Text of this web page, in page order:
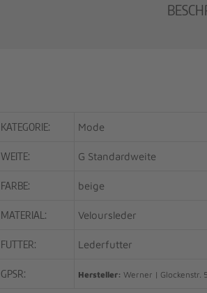
KATEGORIE: Mode
WEITE: G Standardweite
FARBE: beige
MATERIAL: Veloursleder
FUTTER: Lederfutter
GPSR: Hersteller: Werner | Glockenstr.